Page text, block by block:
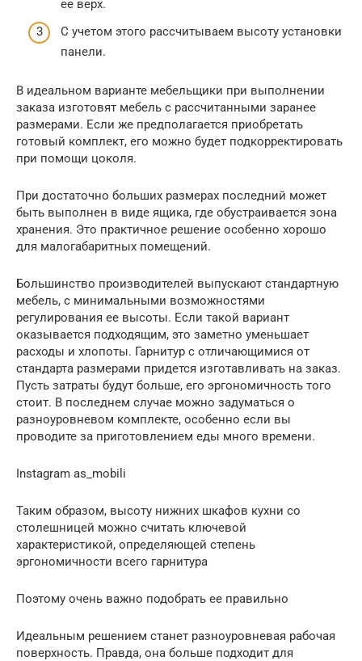
ее верх.
С учетом этого рассчитываем высоту установки
панели.
В идеальном варианте мебельщики при выполнении
заказа изготовят мебель с рассчитанными заранее
размерами. Если же предполагается приобретать
готовый комплект, его можно будет подкорректировать
при помощи цоколя.
При достаточно больших размерах последний может
быть выполнен в виде ящика, где обустраивается зона
хранения. Это практичное решение особенно хорошо
для малогабаритных помещений.
Большинство производителей выпускают стандартную
мебель, с минимальными возможностями
регулирования ее высоты. Если такой вариант
оказывается подходящим, это заметно уменьшает
расходы и хлопоты. Гарнитур с отличающимися от
стандарта размерами придется изготавливать на заказ.
Пусть затраты будут больше, его эргономичность того
стоит. В последнем случае можно задуматься о
разноуровневом комплекте, особенно если вы
проводите за приготовлением еды много времени.
Instagram as_mobili
Таким образом, высоту нижних шкафов кухни со
столешницей можно считать ключевой
характеристикой, определяющей степень
эргономичности всего гарнитура
Поэтому очень важно подобрать ее правильно
Идеальным решением станет разноуровневая рабочая
поверхность. Правда, она больше подходит для